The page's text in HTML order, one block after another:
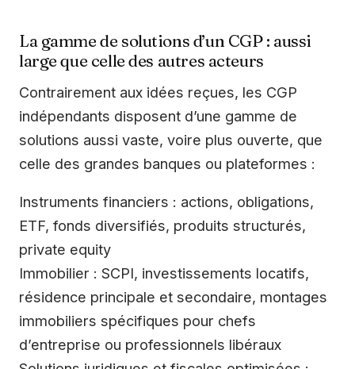
La gamme de solutions d’un CGP : aussi
large que celle des autres acteurs
Contrairement aux idées reçues, les CGP
indépendants disposent d’une gamme de
solutions aussi vaste, voire plus ouverte, que
celle des grandes banques ou plateformes :
Instruments financiers : actions, obligations,
ETF, fonds diversifiés, produits structurés,
private equity
Immobilier : SCPI, investissements locatifs,
résidence principale et secondaire, montages
immobiliers spécifiques pour chefs
d’entreprise ou professionnels libéraux